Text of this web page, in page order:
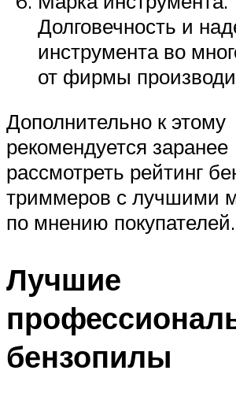
Долговечность и
инструмента во
от фирмы
Дополнительно к этому
рекомендуется заранее
рассмотреть рейтинг
триммеров с лучшими
по мнению покупателей.
Лучшие
бензопилы